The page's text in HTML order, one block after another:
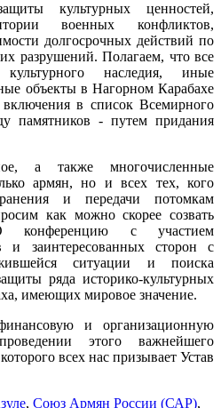
культурных ценностей,
военных конфликтов,
долгосрочных действий по
разрушений. Полагаем, что все
культурного наследия, иные
объекты в Нагорном Карабахе
включения в список Всемирного
памятников - путем придания
а также многочисленные
армян, но и всех тех, кого
и передачи потомкам
как можно скорее созвать
с участием
и заинтересованных сторон с
ситуации и поиска
ряда историко-культурных
имеющих мировое значение.
и организационную
этого важнейшего
всех нас призывает Устав
, Союз Армян России (САР),